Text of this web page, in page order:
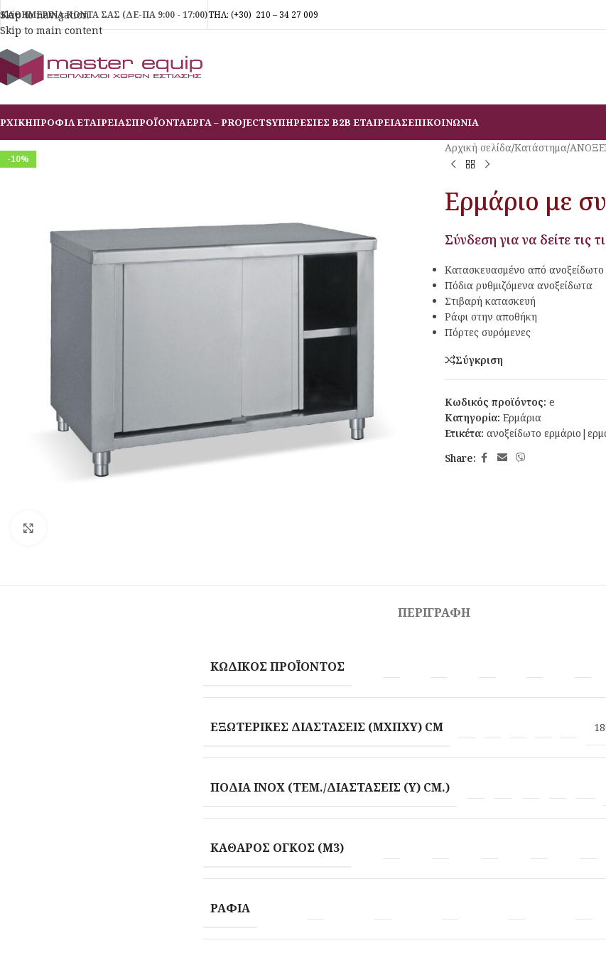
Skip to navigation
Skip to main content
ΚΑΘΗΜΕΡΙΝΑ ΚΟΝΤΑ ΣΑΣ (ΔΕ-ΠΑ 9:00 - 17:00)ΤΗΛ: (+30) 210 – 34 27 009
ΠΡΟΦΙΛ ΕΤΑΙΡΕΙΑΣΠΡΟΪΟΝΤΑΕΡΓΑ – PROJECTSΥΠΗΡΕΣΙΕΣ B2B ΕΤΑΙΡΕΙΑΣΕΠΙΚΟΙΝΩΝΙΑ
-10%
Αρχική σελίδα/Κατάστημα/
Ερμάριο με
Σύνδεση για να δείτε τις
Κατασκευασμένο από
Πόδια ρυθμιζόμενα ανοξείδωτα
Στιβαρή κατασκευή
Ράφι στην αποθήκη
Πόρτες συρόμενες
Σύγκριση
Κωδικός προϊόντος: e
Κατηγορία: Ερμάρια
Ετικέτα: ανοξείδωτο
Share:
ΠΕΡΙΓΡΑΦΉ
ΚΩΔΙΚΌΣ ΠΡΟΪΌΝΤΟΣ
ΕΞΩΤΕΡΙΚΈΣ ΔΙΑΣΤΆΣΕΙΣ (ΜXΠXΥ) CM
ΠΌΔΙΑ INOX (ΤΕΜ./ΔΙΑΣΤΆΣΕΙΣ (Υ) CM.)
ΚΑΘΑΡΌΣ ΌΓΚΟΣ (M3)
ΡΆΦΙΑ